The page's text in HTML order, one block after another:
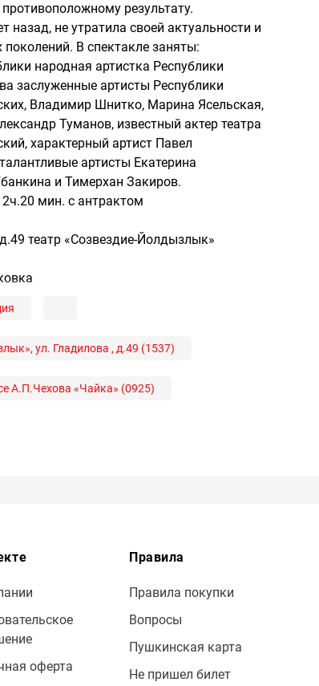
результату.
назад, не утратила своей актуальности и
В спектакле заняты:
народная артистка Республики
заслуженные артисты Республики
Владимир Шнитко, Марина Ясельская,
Туманов, известный актер театра
характерный артист Павел
артисты Екатерина
и Тимерхан Закиров.
мин. с антрактом
театр «Созвездие-Йолдызлык»
ул. Гладилова , д.49 (1537)
А.П.Чехова «Чайка» (0925)
оферта
Правила
Правила покупки
Вопросы
Пушкинская карта
Не пришел билет